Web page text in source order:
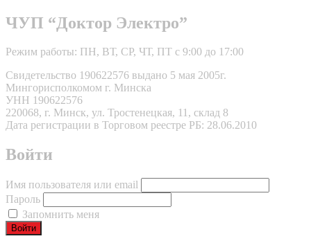
ЧУП “Доктор Электро”
Режим работы: ПН, ВТ, СР, ЧТ, ПТ с 9:00 до 17:00
Свидетельство 190622576 выдано 5 мая 2005г.
Мингорисполкомом г. Минска
УНН 190622576
220068, г. Минск, ул. Тростенецкая, 11, склад 8
Дата регистрации в Торговом реестре РБ: 28.06.2010
Войти
Имя пользователя или email
Пароль
Запомнить меня